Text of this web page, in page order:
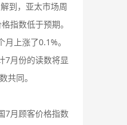
到，亚太市场周
指数低于预期。
上涨了0.1%。
7月份的读数将显
共同。
7月顾客价格指数